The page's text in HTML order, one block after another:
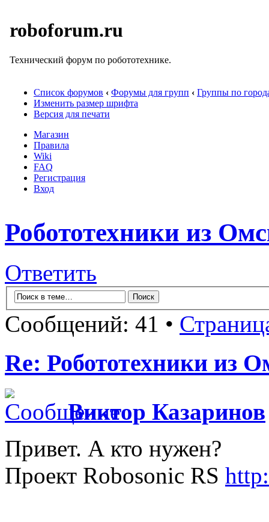
roboforum.ru
Технический форум по робототехнике.
Список форумов ‹ Форумы для групп ‹ Группы по
Изменить размер шрифта
Версия для печати
Магазин
Правила
Wiki
FAQ
Регистрация
Вход
Робототехники из
Ответить
Сообщений: 41 •
Re: Робототехники из
Виктор Казаринов
Привет. А кто нужен?
Проект Robosonic RS